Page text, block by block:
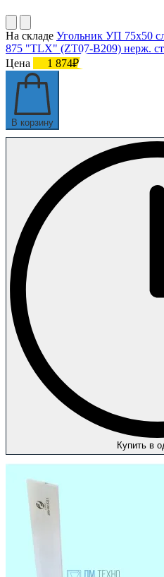
На складе Угольник УП 75х50
875 "TLX" (ZT07-B209) нерж.
Цена
1 874₽
В корзину
Купить в